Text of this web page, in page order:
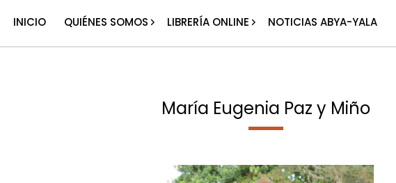
INICIO QUIÉNES SOMOS LIBRERÍA ONLINE NOTICIAS ABYA-YALA
María Eugenia Paz y Miño